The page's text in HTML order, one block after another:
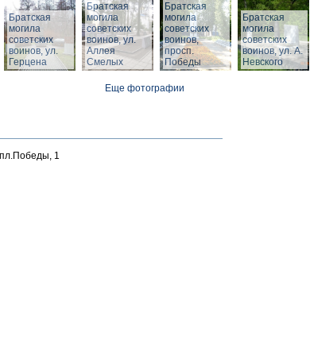
Братская
могила
советских
воинов, ул.
Герцена
Братская
могила
советских
воинов, ул.
Аллея
Смелых
Братская
могила
советских
воинов,
просп.
Победы
Братская
могила
советских
воинов, ул. А.
Невского
Еще фотографии
пл.Победы, 1